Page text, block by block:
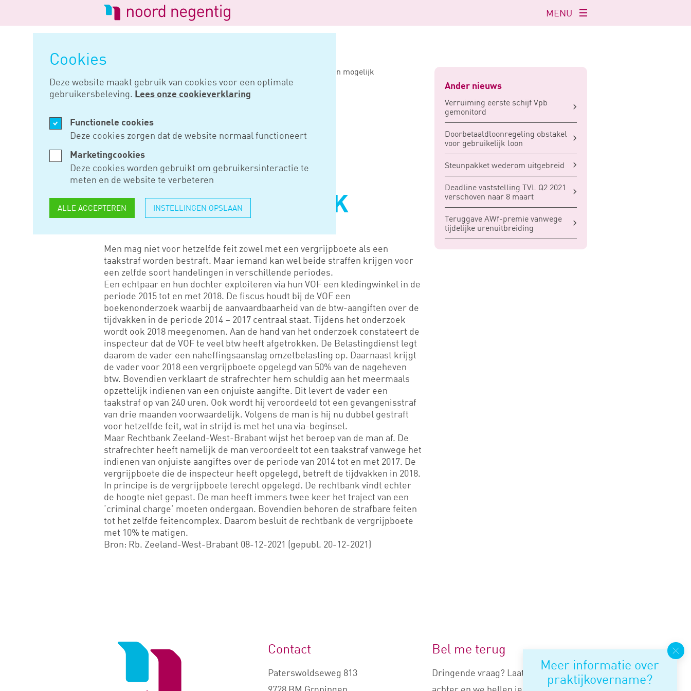
Cookies
Deze website maakt gebruik van cookies voor een optimale
gebruikersbeleving. Lees onze cookieverklaring
Functionele cookies
Deze cookies zorgen dat de website normaal functioneert
Marketingcookies
Deze cookies worden gebruikt om gebruikersinteractie te
meten en de website te verbeteren
ALLE ACCEPTEREN INSTELLINGEN OPSLAAN
Logo
van
Noord
Negentig
Navigatie
openen
MENU
Verschillende periodes, verschillende straffen mogelijk
JAN 03, 2022
VERSCHILLENDE
PERIODES,
VERSCHILLENDE
STRAFFEN MOGELIJK
Men mag niet voor hetzelfde feit zowel met een vergrijpboete als een
taakstraf worden bestraft. Maar iemand kan wel beide straffen krijgen voor
een zelfde soort handelingen in verschillende periodes.
Een echtpaar en hun dochter exploiteren via hun VOF een kledingwinkel in de
periode 2015 tot en met 2018. De fiscus houdt bij de VOF een
boekenonderzoek waarbij de aanvaardbaarheid van de btw-aangiften over de
tijdvakken in de periode 2014 – 2017 centraal staat. Tijdens het onderzoek
wordt ook 2018 meegenomen. Aan de hand van het onderzoek constateert de
inspecteur dat de VOF te veel btw heeft afgetrokken. De Belastingdienst legt
daarom de vader een naheffingsaanslag omzetbelasting op. Daarnaast krijgt
de vader voor 2018 een vergrijpboete opgelegd van 50% van de nageheven
btw. Bovendien verklaart de strafrechter hem schuldig aan het meermaals
opzettelijk indienen van een onjuiste aangifte. Dit levert de vader een
taakstraf op van 240 uren. Ook wordt hij veroordeeld tot een gevangenisstraf
van drie maanden voorwaardelijk. Volgens de man is hij nu dubbel gestraft
voor hetzelfde feit, wat in strijd is met het una via-beginsel.
Maar Rechtbank Zeeland-West-Brabant wijst het beroep van de man af. De
strafrechter heeft namelijk de man veroordeelt tot een taakstraf vanwege het
indienen van onjuiste aangiftes over de periode van 2014 tot en met 2017. De
vergrijpboete die de inspecteur heeft opgelegd, betreft de tijdvakken in 2018.
In principe is de vergrijpboete terecht opgelegd. De rechtbank vindt echter
de hoogte niet gepast. De man heeft immers twee keer het traject van een
‘criminal charge’ moeten ondergaan. Bovendien behoren de strafbare feiten
tot het zelfde feitencomplex. Daarom besluit de rechtbank de vergrijpboete
met 10% te matigen.
Bron: Rb. Zeeland-West-Brabant 08-12-2021 (gepubl. 20-12-2021)
Ander nieuws
Verruiming eerste schijf Vpb
gemonitord
Doorbetaaldloonregeling obstakel
voor gebruikelijk loon
Steunpakket wederom uitgebreid
Deadline vaststelling TVL Q2 2021
verschoven naar 8 maart
Teruggave AWf-premie vanwege
tijdelijke urenuitbreiding
Meer informatie over
praktijkovername?
Logo
Contact
Paterswoldseweg 813
Bel me terug
Dringende vraag? Laat je nummer